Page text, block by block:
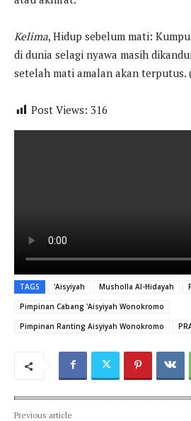
Kelima, Hidup sebelum mati:
di dunia selagi nyawa masih
setelah mati amalan akan terputus.
Post Views: 316
TAGS 'Aisyiyah Musholla Al-Hidayah
Pimpinan Cabang 'Aisyiyah Wonokromo
Pimpinan Ranting Aisyiyah Wonokromo
Previous article